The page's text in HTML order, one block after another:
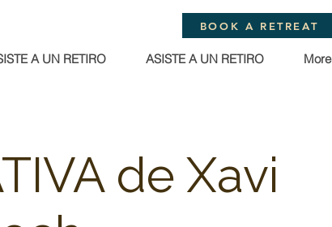
A UN RETIRO ASISTE A UN RETIRO More
BOOK A RETREAT
de Xavi